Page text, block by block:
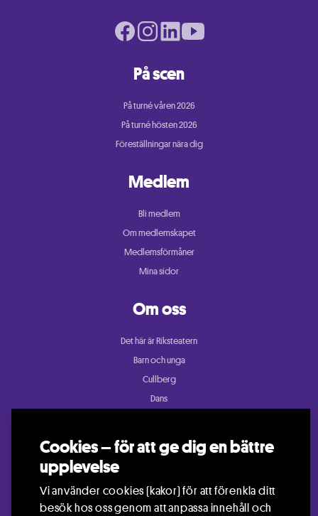
Cookies – för att ge dig en bättre
upplevelse
Vi använder cookies (kakor) för att förenkla ditt
besök hos oss genom att anpassa innehåll och
På scen
På turné våren 2026
På turné hösten 2026
Föreställningar nära dig
Medlem
Bli medlem
Om medlemskapet
Medlemsförmåner
Mina sidor
Om oss
Det här är Riksteatern
Barn och unga
Cullberg
Dans
Samtida cirkus
Facebook page
Instagram page
LinkedIn pageYoutube page